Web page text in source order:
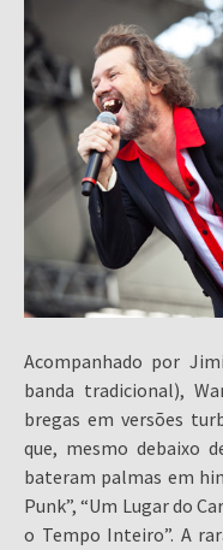
Acompanhado por
banda tradicional),
bregas em versões
que, mesmo debaixo
bateram palmas em
Punk”, “Um Lugar do
o Tempo Inteiro”. A